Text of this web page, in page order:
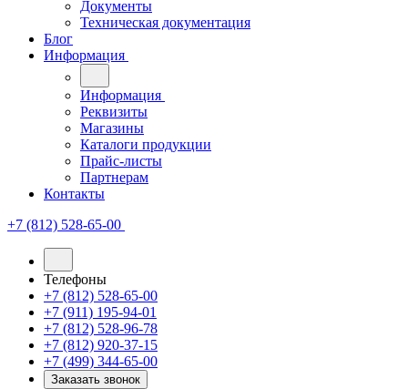
Документы
Техническая документация
Блог
Информация
Информация
Реквизиты
Магазины
Каталоги продукции
Прайс-листы
Партнерам
Контакты
+7 (812) 528-65-00
Телефоны
+7 (812) 528-65-00
+7 (911) 195-94-01
+7 (812) 528-96-78
+7 (812) 920-37-15
+7 (499) 344-65-00
Заказать звонок